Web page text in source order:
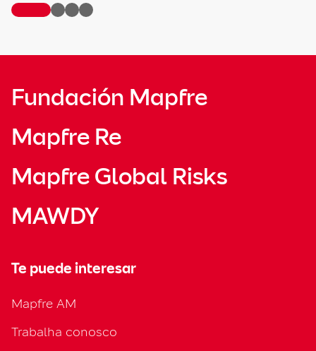
Fundación Mapfre
Mapfre Re
Mapfre Global Risks
MAWDY
Te puede interesar
Mapfre AM
Trabalha conosco